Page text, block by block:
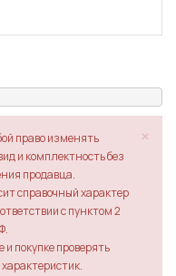
×
право изменять
и комплектность без
продавца.
справочный характер
с пунктом 2
покупке проверять